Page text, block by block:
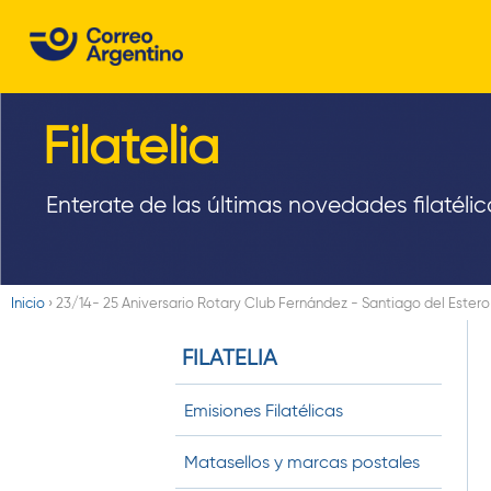
A
Filatelia
Enterate de las últimas novedades
Inicio › 23/14- 25 Aniversario Rotary Club Fernández - Santiago del Estero
FILATELIA
Emisiones Filatélicas
Matasellos y marcas postales